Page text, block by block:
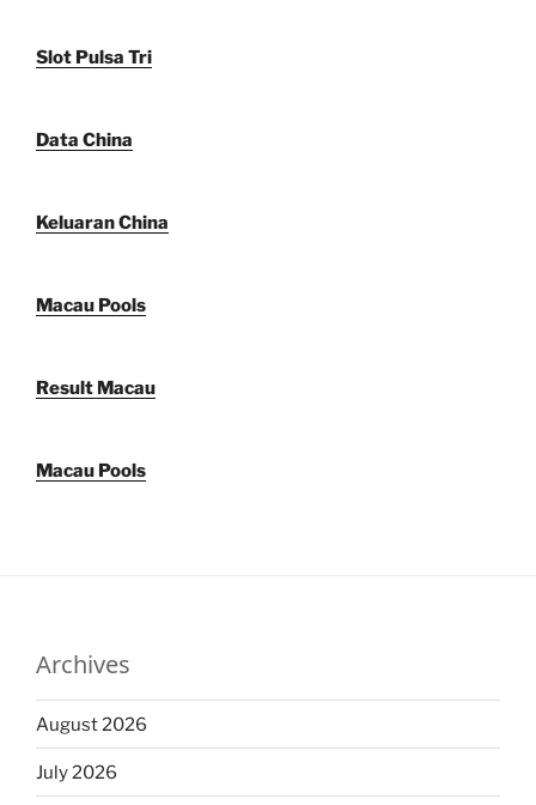
Slot Pulsa Tri
Data China
Keluaran China
Macau Pools
Result Macau
Macau Pools
Archives
August 2026
July 2026